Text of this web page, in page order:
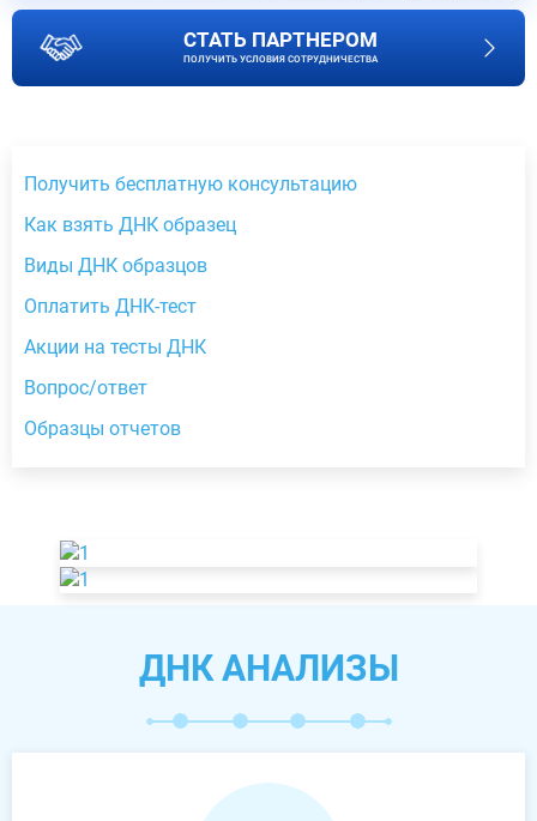
СТАТЬ ПАРТНЕРОМ
ПОЛУЧИТЬ УСЛОВИЯ СОТРУДНИЧЕСТВА
Получить бесплатную консультацию
Как взять ДНК образец
Виды ДНК образцов
Оплатить ДНК-тест
Акции на тесты ДНК
Вопрос/ответ
Образцы отчетов
ДНК АНАЛИЗЫ